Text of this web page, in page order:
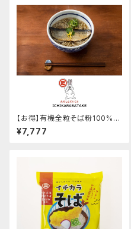
【お得】有機全粒そば粉100%使
用「十割そば乾麺1ケース180ｇ
×12ヶ入り」グルテンフリー！！
¥7,777